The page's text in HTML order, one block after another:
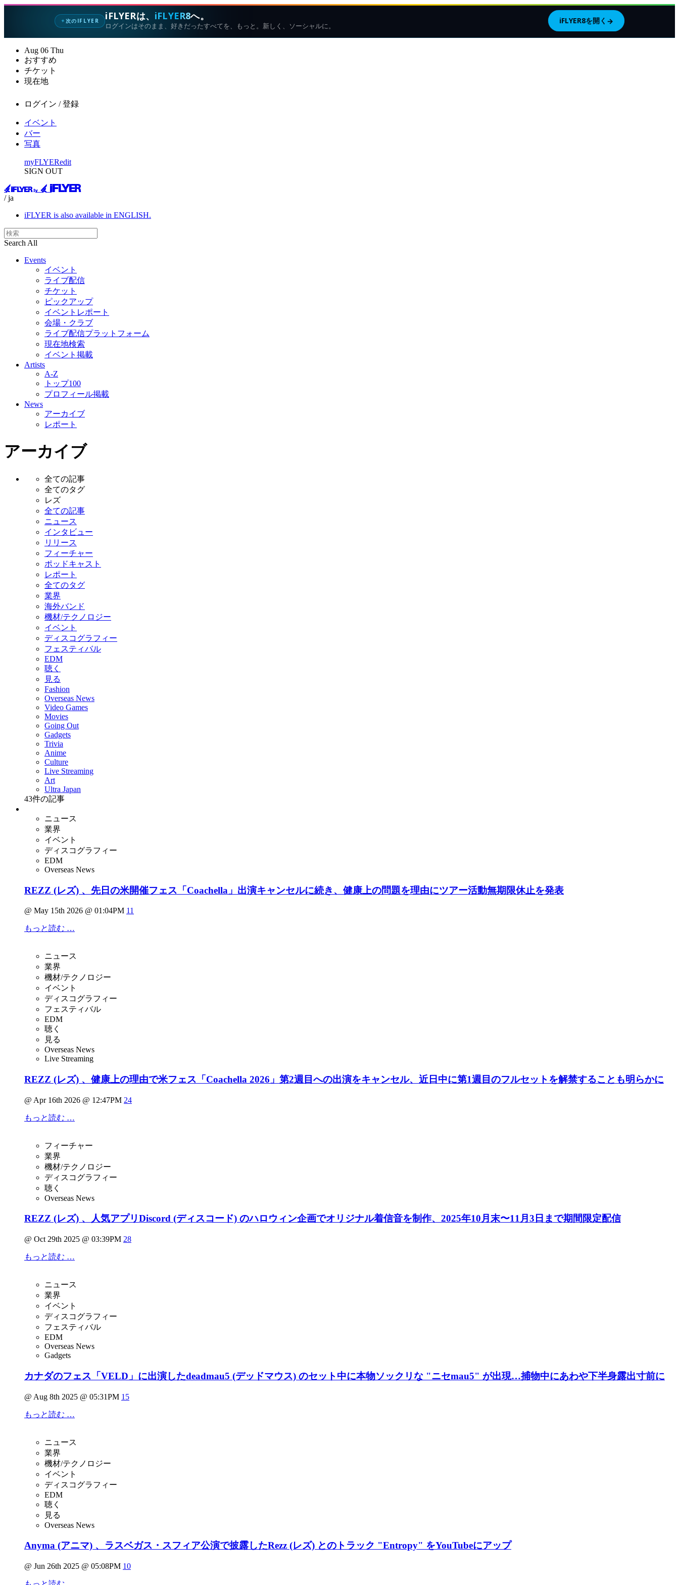
✦次のIFLYER iFLYERは、 iFLYER8へ。
ログインはそのまま、好きだったすべてを、もっと。新しく、ソーシャルに。
iFLYER8を開く →
Aug 06 Thu
おすすめ
チケット
現在地
ログイン / 登録
イベント
バー
写真
myFLYERedit
SIGN OUT
/ ja
iFLYER is also available in ENGLISH.
Search All
Events
イベント
ライブ配信
チケット
ピックアップ
イベントレポート
会場・クラブ
ライブ配信プラットフォーム
現在地検索
イベント掲載
Artists
A-Z
トップ100
プロフィール掲載
News
アーカイブ
レポート
アーカイブ
全ての記事
全てのタグ
レズ
全ての記事
ニュース
インタビュー
リリース
フィーチャー
ポッドキャスト
レポート
全てのタグ
業界
海外バンド
機材/テクノロジー
イベント
ディスコグラフィー
フェスティバル
EDM
聴く
見る
Fashion
Overseas News
Video Games
Movies
Going Out
Gadgets
Trivia
Anime
Culture
Live Streaming
Art
Ultra Japan
43件の記事
ニュース
業界
イベント
ディスコグラフィー
EDM
Overseas News
REZZ (レズ) 、先日の米開催フェス「Coachella」出演キャンセルに続き、健康上の問題を理由にツアー活動無期限休止を発表
@ May 15th 2026 @ 01:04PM 11
もっと読む …
ニュース
業界
機材/テクノロジー
イベント
ディスコグラフィー
フェスティバル
EDM
聴く
見る
Overseas News
Live Streaming
REZZ (レズ) 、健康上の理由で米フェス「Coachella 2026」第2週目への出演をキャンセル、近日中に第1週目のフルセットを解禁することも明らかに
@ Apr 16th 2026 @ 12:47PM 24
もっと読む …
フィーチャー
業界
機材/テクノロジー
ディスコグラフィー
聴く
Overseas News
REZZ (レズ) 、人気アプリDiscord (ディスコード) のハロウィン企画でオリジナル着信音を制作、2025年10月末〜11月3日まで期間限定配信
@ Oct 29th 2025 @ 03:39PM 28
もっと読む …
ニュース
業界
イベント
ディスコグラフィー
フェスティバル
EDM
Overseas News
Gadgets
カナダのフェス「VELD」に出演したdeadmau5 (デッドマウス) のセット中に本物ソックリな "ニセmau5" が出現…捕物中にあわや下半身露出寸前に
@ Aug 8th 2025 @ 05:31PM 15
もっと読む …
ニュース
業界
機材/テクノロジー
イベント
ディスコグラフィー
EDM
聴く
見る
Overseas News
Anyma (アニマ) 、ラスベガス・スフィア公演で披露したRezz (レズ) とのトラック "Entropy" をYouTubeにアップ
@ Jun 26th 2025 @ 05:08PM 10